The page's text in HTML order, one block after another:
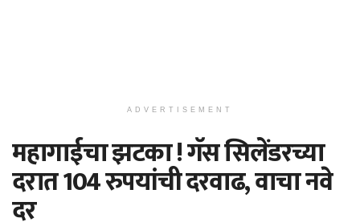
ADVERTISEMENT
महागाईचा झटका ! गॅस सिलेंडरच्या
दरात 104 रुपयांची दरवाढ, वाचा नवे
दर